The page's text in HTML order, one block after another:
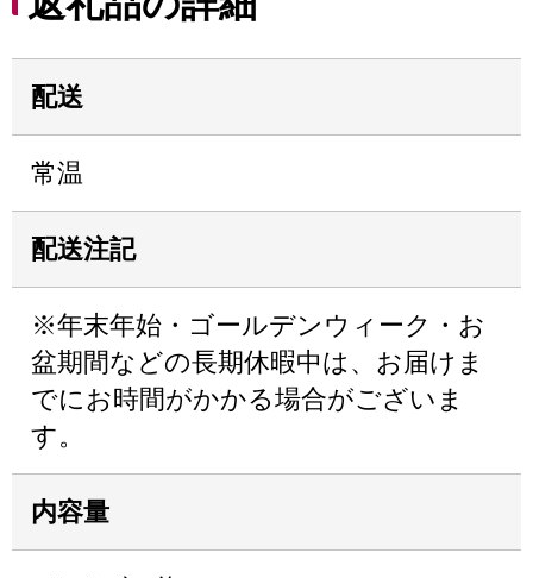
配送
常温
配送注記
※年末年始・ゴールデンウィーク・お
盆期間などの長期休暇中は、お届けま
でにお時間がかかる場合がございま
す。
内容量